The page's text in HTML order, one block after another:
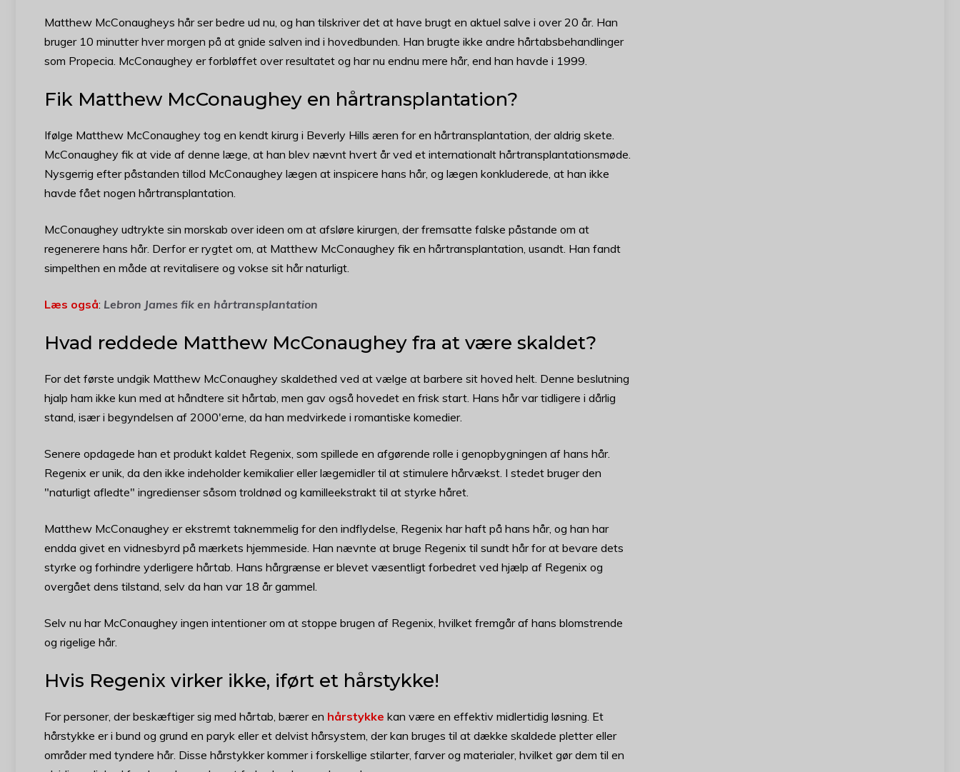
Matthew McConaugheys hår ser bedre ud nu, og han tilskriver det at have brugt en aktuel salve i over 20 år. Han
bruger 10 minutter hver morgen på at gnide salven ind i hovedbunden. Han brugte ikke andre hårtabsbehandlinger
som Propecia. McConaughey er forbløffet over resultatet og har nu endnu mere hår, end han havde i 1999.
Fik Matthew McConaughey en hårtransplantation?
Ifølge Matthew McConaughey tog en kendt kirurg i Beverly Hills æren for en hårtransplantation, der aldrig skete.
McConaughey fik at vide af denne læge, at han blev nævnt hvert år ved et internationalt hårtransplantationsmøde.
Nysgerrig efter påstanden tillod McConaughey lægen at inspicere hans hår, og lægen konkluderede, at han ikke
havde fået nogen hårtransplantation.
McConaughey udtrykte sin morskab over ideen om at afsløre kirurgen, der fremsatte falske påstande om at
regenerere hans hår. Derfor er rygtet om, at Matthew McConaughey fik en hårtransplantation, usandt. Han fandt
simpelthen en måde at revitalisere og vokse sit hår naturligt.
Læs også: Lebron James fik en hårtransplantation
Hvad reddede Matthew McConaughey fra at være skaldet?
For det første undgik Matthew McConaughey skaldethed ved at vælge at barbere sit hoved helt. Denne beslutning
hjalp ham ikke kun med at håndtere sit hårtab, men gav også hovedet en frisk start. Hans hår var tidligere i dårlig
stand, især i begyndelsen af 2000'erne, da han medvirkede i romantiske komedier.
Senere opdagede han et produkt kaldet Regenix, som spillede en afgørende rolle i genopbygningen af hans hår.
Regenix er unik, da den ikke indeholder kemikalier eller lægemidler til at stimulere hårvækst. I stedet bruger den
"naturligt afledte" ingredienser såsom troldnød og kamilleekstrakt til at styrke håret.
Matthew McConaughey er ekstremt taknemmelig for den indflydelse, Regenix har haft på hans hår, og han har
endda givet en vidnesbyrd på mærkets hjemmeside. Han nævnte at bruge Regenix til sundt hår for at bevare dets
styrke og forhindre yderligere hårtab. Hans hårgrænse er blevet væsentligt forbedret ved hjælp af Regenix og
overgået dens tilstand, selv da han var 18 år gammel.
Selv nu har McConaughey ingen intentioner om at stoppe brugen af Regenix, hvilket fremgår af hans blomstrende
og rigelige hår.
Hvis Regenix virker ikke, iført et hårstykke!
For personer, der beskæftiger sig med hårtab, bærer en hårstykke kan være en effektiv midlertidig løsning. Et
hårstykke er i bund og grund en paryk eller et delvist hårsystem, der kan bruges til at dække skaldede pletter eller
områder med tyndere hår. Disse hårstykker kommer i forskellige stilarter, farver og materialer, hvilket gør dem til en